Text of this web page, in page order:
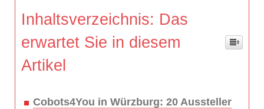
Inhaltsverzeichnis: Das
erwartet Sie in diesem
Artikel
Cobots4You in Würzburg: 20 Aussteller